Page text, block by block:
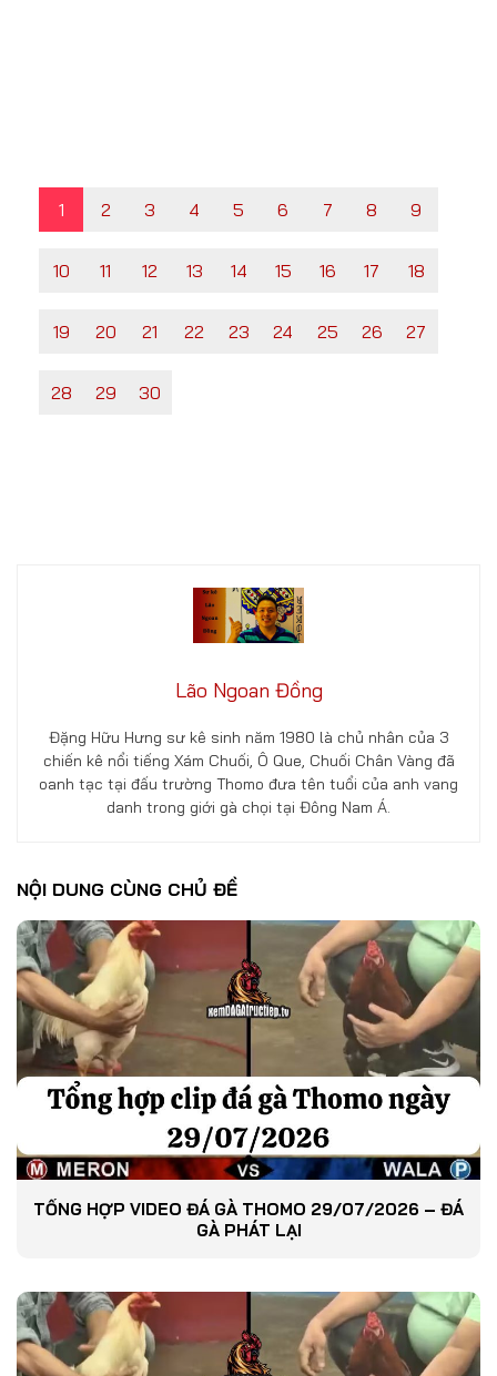
1 2 3 4 5 6 7 8 9
10 11 12 13 14 15 16 17 18
19 20 21 22 23 24 25 26 27
28 29 30
Lão Ngoan Đồng
Đặng Hữu Hưng sư kê sinh năm 1980 là chủ nhân của 3
chiến kê nổi tiếng Xám Chuối, Ô Que, Chuối Chân Vàng đã
oanh tạc tại đấu trường Thomo đưa tên tuổi của anh vang
danh trong giới gà chọi tại Đông Nam Á.
NỘI DUNG CÙNG CHỦ ĐỀ
TỔNG HỢP VIDEO ĐÁ GÀ THOMO 29/07/2026 – ĐÁ
GÀ PHÁT LẠI